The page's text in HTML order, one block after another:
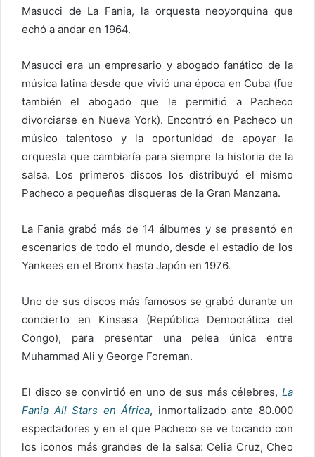
Masucci de La Fania, la orquesta neoyorquina que
echó a andar en 1964.
Masucci era un empresario y abogado fanático de la
música latina desde que vivió una época en Cuba (fue
también el abogado que le permitió a Pacheco
divorciarse en Nueva York). Encontró en Pacheco un
músico talentoso y la oportunidad de apoyar la
orquesta que cambiaría para siempre la historia de la
salsa. Los primeros discos los distribuyó el mismo
Pacheco a pequeñas disqueras de la Gran Manzana.
La Fania grabó más de 14 álbumes y se presentó en
escenarios de todo el mundo, desde el estadio de los
Yankees en el Bronx hasta Japón en 1976.
Uno de sus discos más famosos se grabó durante un
concierto en Kinsasa (República Democrática del
Congo), para presentar una pelea única entre
Muhammad Ali y George Foreman.
El disco se convirtió en uno de sus más célebres, La
Fania All Stars en África, inmortalizado ante 80.000
espectadores y en el que Pacheco se ve tocando con
los iconos más grandes de la salsa: Celia Cruz, Cheo